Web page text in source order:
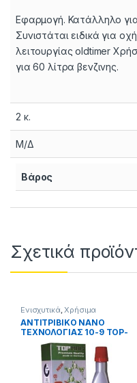
Εφαρμογή. Κατάλληλο
Συνιστάται ειδικά για
λειτουργίας oldtimer
για 60 λίτρα βενζινης.
2 κ.
Μ/Δ
Βάρος
Σχετικά
Ενισχυτικά,Χρήσιμα
ΑΝΤΙΤΡΙΒΙΚΟ ΝΑΝΟ
ΤΕΧΝΟΛΟΓΙΑΣ 10-9 TOP-
MAG 200ml